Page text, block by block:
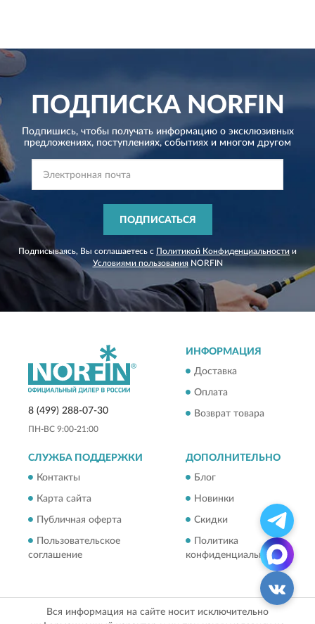
ПОДПИСКАNORFIN
Подпишись, чтобы получать информацию о эксклюзивных
предложениях, поступлениях, событиях и многом другом
ПОДПИСАТЬСЯ
Подписываясь, Вы соглашаетесь с Политикой Конфиденциальности и
Условиями пользованияNORFIN
8 (499) 288-07-30
ПН-ВС 9:00-21:00
ИНФОРМАЦИЯ
Доставка
Оплата
Возврат товара
СЛУЖБА ПОДДЕРЖКИ
Контакты
Карта сайта
Публичная оферта
Пользовательское
соглашение
ДОПОЛНИТЕЛЬНО
Блог
Новинки
Скидки
Политика
конфиденциальности
Вся информация на сайте носит исключительно